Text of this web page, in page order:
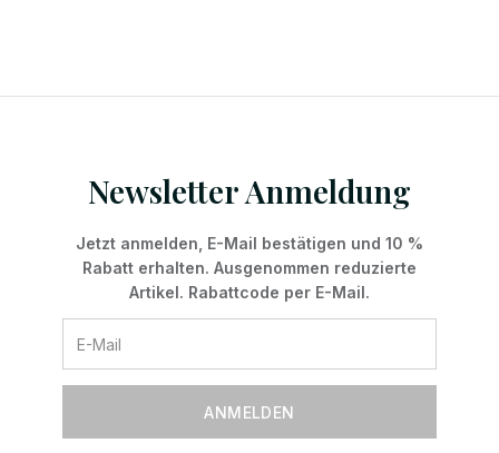
Newsletter Anmeldung
Jetzt anmelden, E-Mail bestätigen und 10 %
Rabatt erhalten. Ausgenommen reduzierte
Artikel. Rabattcode per E-Mail.
ANMELDEN